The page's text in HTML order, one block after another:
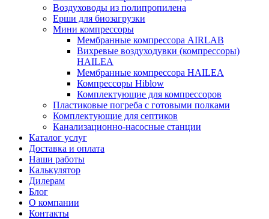
Воздуховоды из полипропилена
Ерши для биозагрузки
Мини компрессоры
Мембранные компрессора AIRLAB
Вихревые воздуходувки (компрессоры)
HAILEA
Мембранные компрессора HAILEA
Компрессоры Hiblow
Комплектующие для компрессоров
Пластиковые погреба с готовыми полками
Комплектующие для септиков
Канализационно-насосные станции
Каталог услуг
Доставка и оплата
Наши работы
Калькулятор
Дилерам
Блог
О компании
Контакты